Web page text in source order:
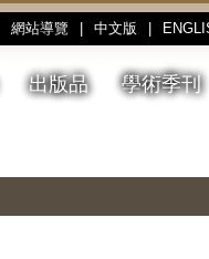
網站導覽 中文版
出版品 學術季刊